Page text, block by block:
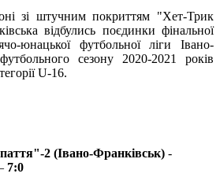
зі штучним покриттям "Хет-Трик
відбулись поєдинки фінальної
юнацької футбольної ліги Івано-
сезону 2020-2021 років
U-16.
2 (Івано-Франківськ) -
7:0